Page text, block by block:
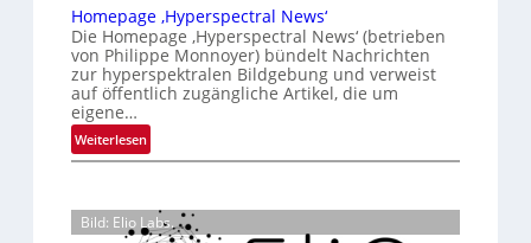
o
l
l
e
s
i
o
n
g
2
e
t
e
i
l
i
g
t
i
c
G
P
s
t
r
k
r
Homepage ‚Hyperspectral News‘
Die Homepage ‚Hyperspectral News‘ (betrieben
von Philippe Monnoyer) bündelt Nachrichten
zur hyperspektralen Bildgebung und verweist
auf öffentlich zugängliche Artikel, die um
eigene…
Weiterlesen:
H
m
e
Bild: Elio Labs.